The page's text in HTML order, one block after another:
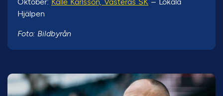
Hjälpen
Foto: Bildbyrån